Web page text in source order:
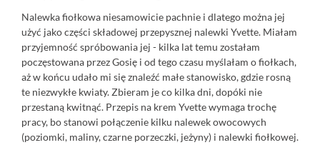
Nalewka fiołkowa niesamowicie pachnie i dlatego można jej
użyć jako części składowej przepysznej nalewki Yvette. Miałam
przyjemność spróbowania jej - kilka lat temu zostałam
poczęstowana przez Gosię i od tego czasu myślałam o fiołkach,
aż w końcu udało mi się znaleźć małe stanowisko, gdzie rosną
te niezwykłe kwiaty. Zbieram je co kilka dni, dopóki nie
przestaną kwitnąć. Przepis na krem Yvette wymaga trochę
pracy, bo stanowi połączenie kilku nalewek owocowych
(poziomki, maliny, czarne porzeczki, jeżyny) i nalewki fiołkowej.